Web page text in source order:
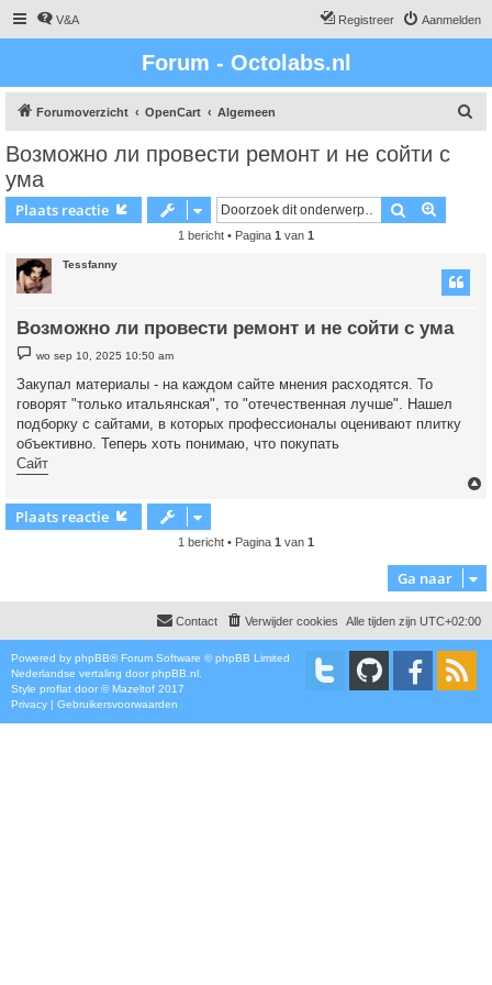
V&A Aanmelden
Registreer
Forum - Octolabs.nl
Forumoverzicht OpenCart Algemeen
Возможно ли провести ремонт и не сойти с
ума
Plaats reactie Zoek
1 bericht • Pagina 1 van 1
Tessfanny
Возможно ли провести ремонт и не сойти с ума
e
i
c
t
wo sep 10, 2025 10:50 am
Закупал материалы - на каждом сайте мнения расходятся. То
говорят "только итальянская", то "отечественная лучше". Нашел
подборку с сайтами, в которых профессионалы оценивают плитку
объективно. Теперь хоть понимаю, что покупать
Сайт
Plaats reactie
1 bericht • Pagina 1 van 1
Ga naar
Alle tijden zijn UTC+02:00
Verwijder cookies
Contact
Powered by phpBB® Forum Software © phpBB Limited
Nederlandse vertaling door phpBB.nl
Style proflat door ©Mazeltof 2017
Privacy | Gebruikersvoorwaarden